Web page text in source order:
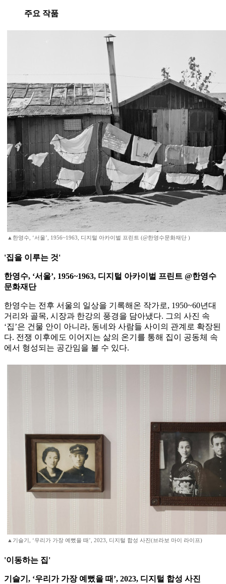
주요 작품
▲한영수, ‘서울’, 1956~1963, 디지털 아카이벌 프린트 (@한영수문화재단 )
'집을 이루는 것'
한영수, ‘서울’, 1956~1963, 디지털 아카이벌 프린트 @한영수
문화재단
한영수는 전후 서울의 일상을 기록해온 작가로, 1950~60년대
거리와 골목, 시장과 한강의 풍경을 담아냈다. 그의 사진 속
‘집’은 건물 안이 아니라, 동네와 사람들 사이의 관계로 확장된
다. 전쟁 이후에도 이어지는 삶의 온기를 통해 집이 공동체 속
에서 형성되는 공간임을 볼 수 있다.
▲기슬기, ‘우리가 가장 예뻤을 때’, 2023, 디지털 합성 사진(브라보 마이 라이프)
'이동하는 집'
기슬기, ‘우리가 가장 예뻤을 때’, 2023, 디지털 합성 사진